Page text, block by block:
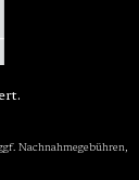
Nachnahmegebühren,